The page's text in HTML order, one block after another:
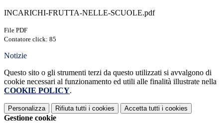
INCARICHI-FRUTTA-NELLE-SCUOLE.pdf
File PDF
Contatore click: 85
Notizie
Questo sito o gli strumenti terzi da questo utilizzati si avvalgono di
cookie necessari al funzionamento ed utili alle finalità illustrate nella
COOKIE POLICY.
Personalizza Rifiuta tutti i cookies Accetta tutti i cookies
Gestione cookie